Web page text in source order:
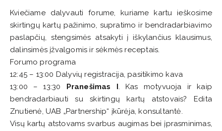
Kviečiame dalyvauti forume, kuriame kartu ieškosime
skirtingų kartų pažinimo, supratimo ir bendradarbiavimo
paslapčių, stengsimės atsakyti į iškylančius klausimus,
dalinsimės įžvalgomis ir sėkmės receptais.
Forumo programa
12:45 – 13:00 Dalyvių registracija, pasitikimo kava
13:00 – 13:30 Pranešimas I. Kas motyvuoja ir kaip
bendradarbiauti su skirtingų kartų atstovais? Edita
Znutienė, UAB „Partnership“ įkūrėja, konsultantė.
Visų kartų atstovams svarbus augimas bei įprasminimas,